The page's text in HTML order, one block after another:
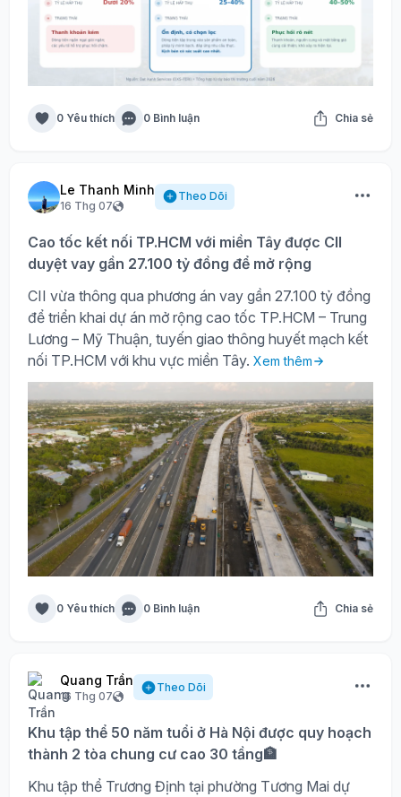
0 Yêu thích 0 Bình luận Chia sẻ
Le Thanh Minh
16 Thg 07
Theo Dõi
Cao tốc kết nối TP.HCM với miền Tây được CII
duyệt vay gần 27.100 tỷ đồng để mở rộng
CII vừa thông qua phương án vay gần 27.100 tỷ đồng
để triển khai dự án mở rộng cao tốc TP.HCM – Trung
Lương – Mỹ Thuận, tuyến giao thông huyết mạch kết
nối TP.HCM với khu vực miền Tây. Xem thêm
0 Yêu thích 0 Bình luận Chia sẻ
Quang Trần
16 Thg 07
Theo Dõi
Khu tập thể 50 năm tuổi ở Hà Nội được quy hoạch
thành 2 tòa chung cư cao 30 tầng🏦
Khu tập thể Trương Định tại phường Tương Mai dự